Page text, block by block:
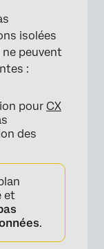
isolées
peuvent
:
pour CX
des
et
.